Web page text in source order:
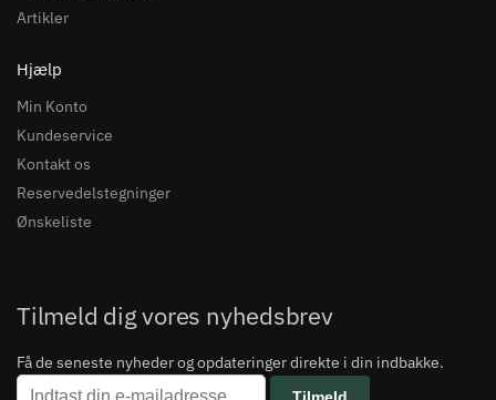
Artikler
Hjælp
Min Konto
Kundeservice
Kontakt os
Reservedelstegninger
Ønskeliste
Tilmeld dig vores nyhedsbrev
Få de seneste nyheder og opdateringer direkte i din indbakke.